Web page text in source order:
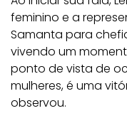
feminino e a
Samanta para
vivendo um
ponto de vista de
mulheres, é uma
observou.